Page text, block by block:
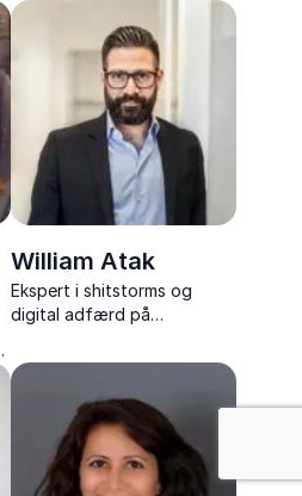
Bie – økonomisk redaktør på
Berlingske og tidl.
cheføkonom.
William Atak
Ekspert i shitstorms og
digital adfærd på
værktøjer til at beskytte
jeres omdømme og navigere
i digitale kriser.